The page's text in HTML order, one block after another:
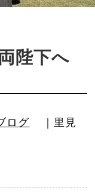
陛下へ
ログ
｜里見